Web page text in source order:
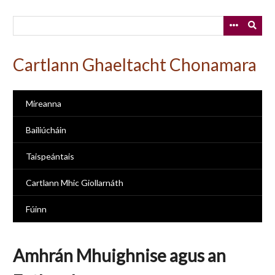
Cartlann Ghaeltacht Chonamara
Míreanna
Bailiúcháin
Taispeántais
Cartlann Mhic Giollarnáth
Fúinn
Amhrán Mhuighnise agus an